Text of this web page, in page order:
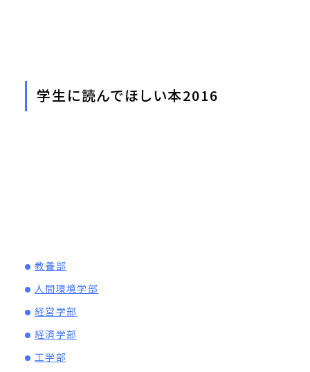
学生に読んでほしい本2016
教養部
人間環境学部
経営学部
経済学部
工学部